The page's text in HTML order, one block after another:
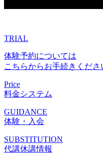
TRIAL
体験予約については
こちらからお手続きくださ
Price
料金システム
GUIDANCE
体験・入会
SUBSTITUTION
代講休講情報